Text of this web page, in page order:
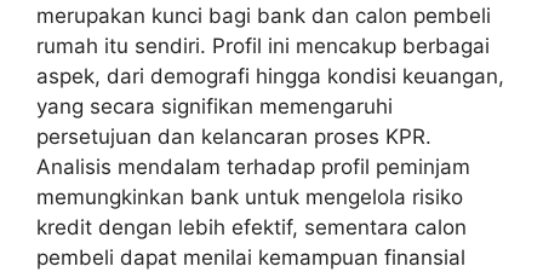
merupakan kunci bagi bank dan calon pembeli
rumah itu sendiri. Profil ini mencakup berbagai
aspek, dari demografi hingga kondisi keuangan,
yang secara signifikan memengaruhi
persetujuan dan kelancaran proses KPR.
Analisis mendalam terhadap profil peminjam
memungkinkan bank untuk mengelola risiko
kredit dengan lebih efektif, sementara calon
pembeli dapat menilai kemampuan finansial